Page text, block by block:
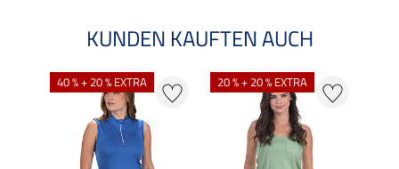
KUNDEN KAUFTEN AUCH
40 % + 20 % EXTRA 20 % + 20 % EXTRA